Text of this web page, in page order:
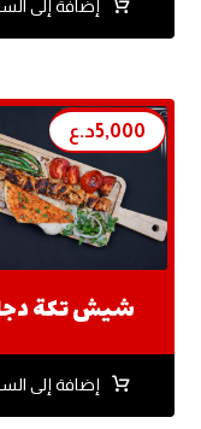
إضافة إلى
شيش تكة
5,000د.ع
إضافة إلى